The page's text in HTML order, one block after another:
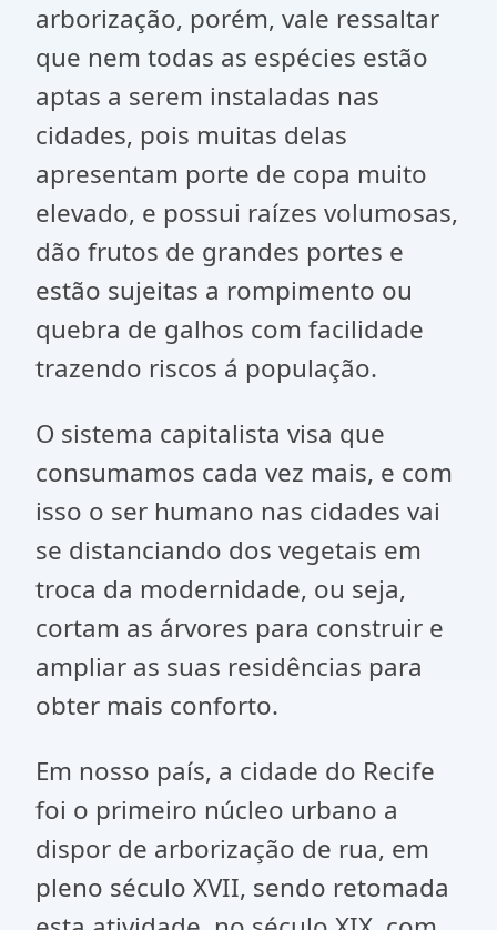
arborização, porém, vale ressaltar
que nem todas as espécies estão
aptas a serem instaladas nas
cidades, pois muitas delas
apresentam porte de copa muito
elevado, e possui raízes volumosas,
dão frutos de grandes portes e
estão sujeitas a rompimento ou
quebra de galhos com facilidade
trazendo riscos á população.
O sistema capitalista visa que
consumamos cada vez mais, e com
isso o ser humano nas cidades vai
se distanciando dos vegetais em
troca da modernidade, ou seja,
cortam as árvores para construir e
ampliar as suas residências para
obter mais conforto.
Em nosso país, a cidade do Recife
foi o primeiro núcleo urbano a
dispor de arborização de rua, em
pleno século XVII, sendo retomada